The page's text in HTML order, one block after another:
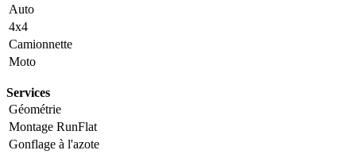
Auto
4x4
Camionnette
Moto
Services
Géométrie
Montage RunFlat
Gonflage à l'azote